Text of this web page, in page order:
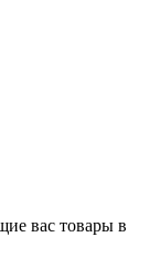
вас товары в